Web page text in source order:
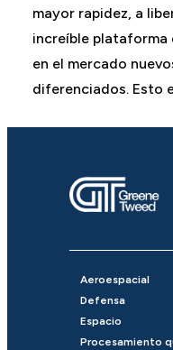
mayor rapidez, a
increíble
en el mercado
diferenciados. Esto
Aeroespacial
Defensa
Espacio
Procesamiento